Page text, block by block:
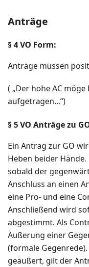
Anträge
§ 4 VO Form:
Anträge müssen
( „Der hohe AC
aufgetragen...“)
§ 5 VO Anträge zu
Ein Antrag zur GO
Heben beider
sobald der
Anschluss an einen
eine Pro- und eine
Anschließend wird
abgestimmt. Als
Äußerung einer
(formale
geäußert, gilt der